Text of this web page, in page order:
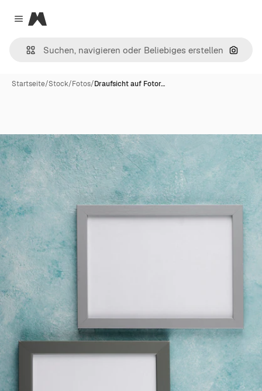
Close menu
Magnific
Nach
Startseite/Stock/Fotos/Draufsicht auf Fotor…